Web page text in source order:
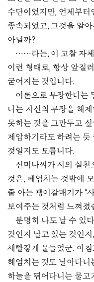
수단이었지만, 언제부터
종속되었고, 그것을 알
아닐까?
……라는, 이 고찰 자체
이런 형태로, 항상 앞질
굳어지는 것입니다.
이론으로 무장한다는
나는 자신의 무장을 해
못하는 것을 그만두고
제압하기라도 하려는
것일지도 모릅니다.
신미나씨가 시의 실천
것은, 헤엄치는 것밖에
줄 아는 괭이갈매기가 “
보여주는 것처럼 느껴졌
분명히 나도 날 수 있
것인지 날고 있는 것인
새빨갛게 물들었군. 아
헤엄치는 것도 날아다니
하늘을 뛰어다니는 물고